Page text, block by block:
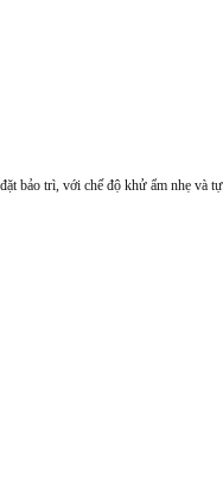
bảo trì, với chế độ khử ẩm nhẹ và